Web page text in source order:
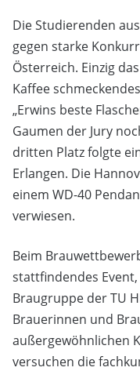
Die Studierenden
gegen starke
Österreich. Einzig
Kaffee
„Erwins beste
Gaumen der Jury
dritten Platz folgte
Erlangen. Die
einem WD-40
verwiesen.
Beim
stattfindendes
Braugruppe der TU
Brauerinnen und
außergewöhnlichen
versuchen die